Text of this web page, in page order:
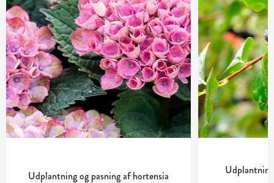
Udplantning og pasning af hortensia